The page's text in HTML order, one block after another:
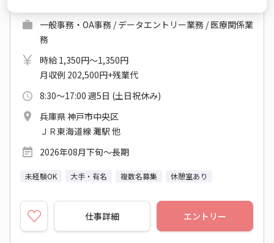
一般事務・OA事務 / データエントリー業務 / 医療関係業
務
時給 1,350円～1,350円
月収例 202,500円+残業代
8:30～17:00 週5日 (土日祝休み)
兵庫県 神戸市中央区
ＪＲ東海道線 灘駅 他
2026年08月下旬～長期
未経験OK 大手・有名 複数名募集 休憩室あり
仕事詳細 エントリー